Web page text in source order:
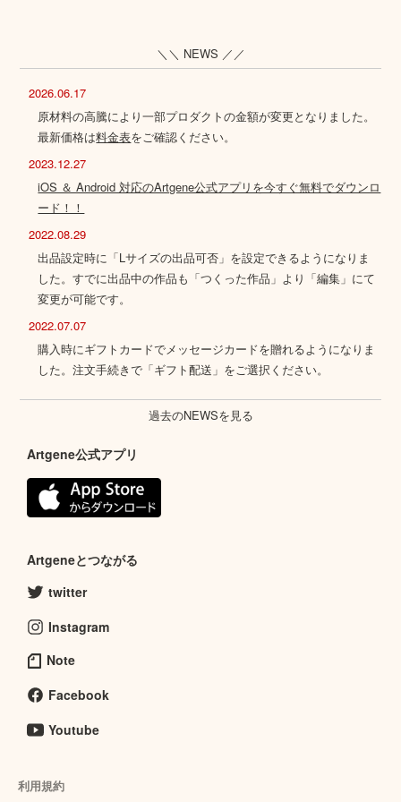
＼＼ NEWS ／／
2026.06.17
原材料の高騰により一部プロダクトの金額が変更となりました。
最新価格は料金表をご確認ください。
2023.12.27
iOS ＆ Android 対応のArtgene公式アプリを今すぐ無料でダウンロ
ード！！
2022.08.29
出品設定時に「Lサイズの出品可否」を設定できるようになりま
した。すでに出品中の作品も「つくった作品」より「編集」にて
変更が可能です。
2022.07.07
購入時にギフトカードでメッセージカードを贈れるようになりま
した。注文手続きで「ギフト配送」をご選択ください。
過去のNEWSを見る
Artgene公式アプリ
Artgeneとつながる
twitter
Instagram
Note
Facebook
Youtube
利用規約